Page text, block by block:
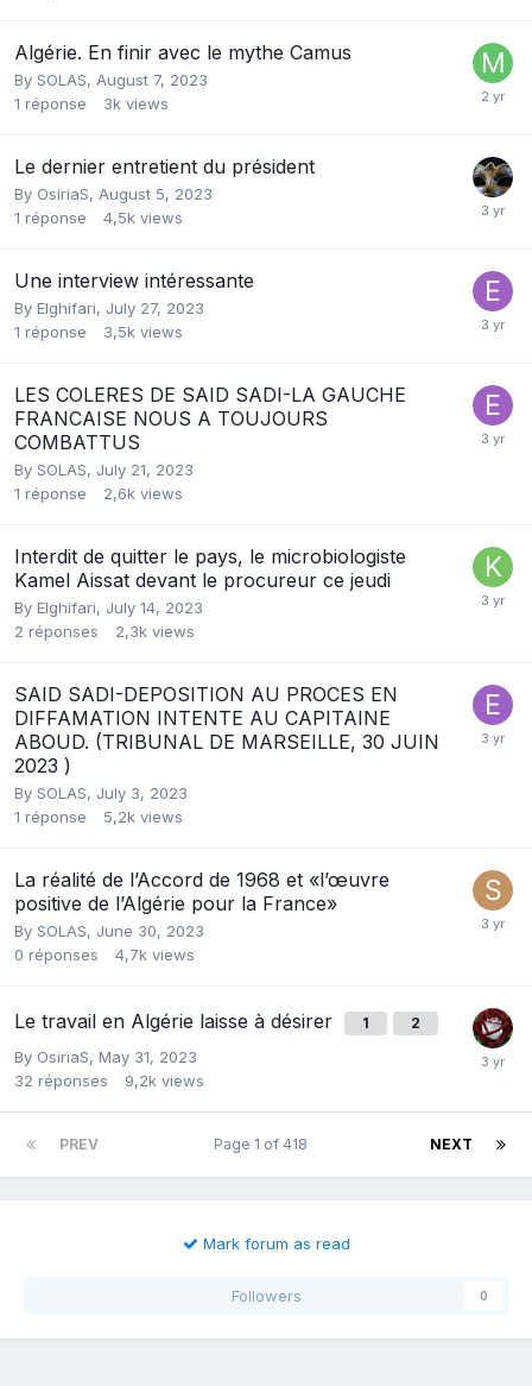
Algérie. En finir avec le mythe Camus
By SOLAS, August 7, 2023
1 réponse 3k views
Le dernier entretient du président
By OsiriaS, August 5, 2023
1 réponse 4,5k views
Une interview intéressante
By Elghifari, July 27, 2023
1 réponse 3,5k views
LES COLERES DE SAID SADI-LA GAUCHE
FRANCAISE NOUS A TOUJOURS
COMBATTUS
By SOLAS, July 21, 2023
1 réponse 2,6k views
Interdit de quitter le pays, le microbiologiste
Kamel Aissat devant le procureur ce jeudi
By Elghifari, July 14, 2023
2 réponses 2,3k views
SAID SADI-DEPOSITION AU PROCES EN
DIFFAMATION INTENTE AU CAPITAINE
ABOUD. (TRIBUNAL DE MARSEILLE, 30 JUIN
2023 )
By SOLAS, July 3, 2023
1 réponse 5,2k views
La réalité de l’Accord de 1968 et «l’œuvre
positive de l’Algérie pour la France»
By SOLAS, June 30, 2023
0 réponses 4,7k views
Le travail en Algérie laisse à désirer 1 2
By OsiriaS, May 31, 2023
32 réponses 9,2k views
PREV NEXT
Page 1 of 418
Mark forum as read
Followers 0